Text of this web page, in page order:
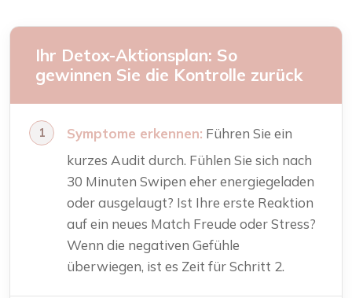
Ihr Detox-Aktionsplan: So
gewinnen Sie die Kontrolle zurück
Symptome erkennen: Führen Sie ein
kurzes Audit durch. Fühlen Sie sich nach
30 Minuten Swipen eher energiegeladen
oder ausgelaugt? Ist Ihre erste Reaktion
auf ein neues Match Freude oder Stress?
Wenn die negativen Gefühle
überwiegen, ist es Zeit für Schritt 2.